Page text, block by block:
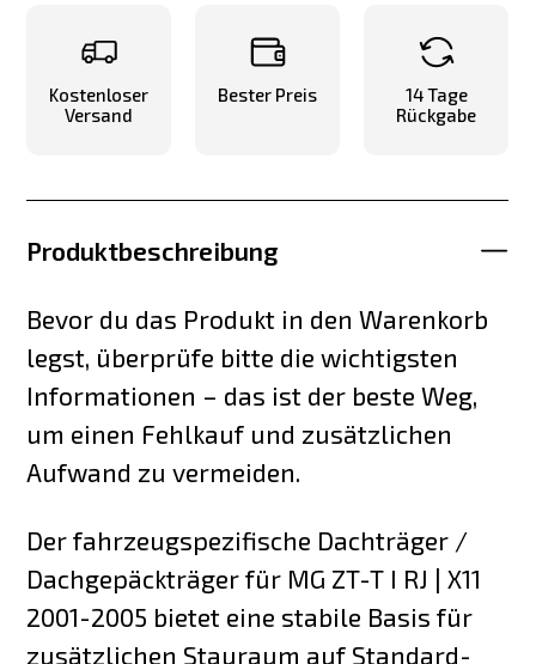
Kostenloser
Versand
Bester Preis
14 Tage
Rückgabe
Produktbeschreibung
Bevor du das Produkt in den Warenkorb
legst, überprüfe bitte die wichtigsten
Informationen – das ist der beste Weg,
um einen Fehlkauf und zusätzlichen
Aufwand zu vermeiden.
Der fahrzeugspezifische Dachträger /
Dachgepäckträger für MG ZT-T I RJ | X11
2001-2005 bietet eine stabile Basis für
zusätzlichen Stauraum auf Standard-